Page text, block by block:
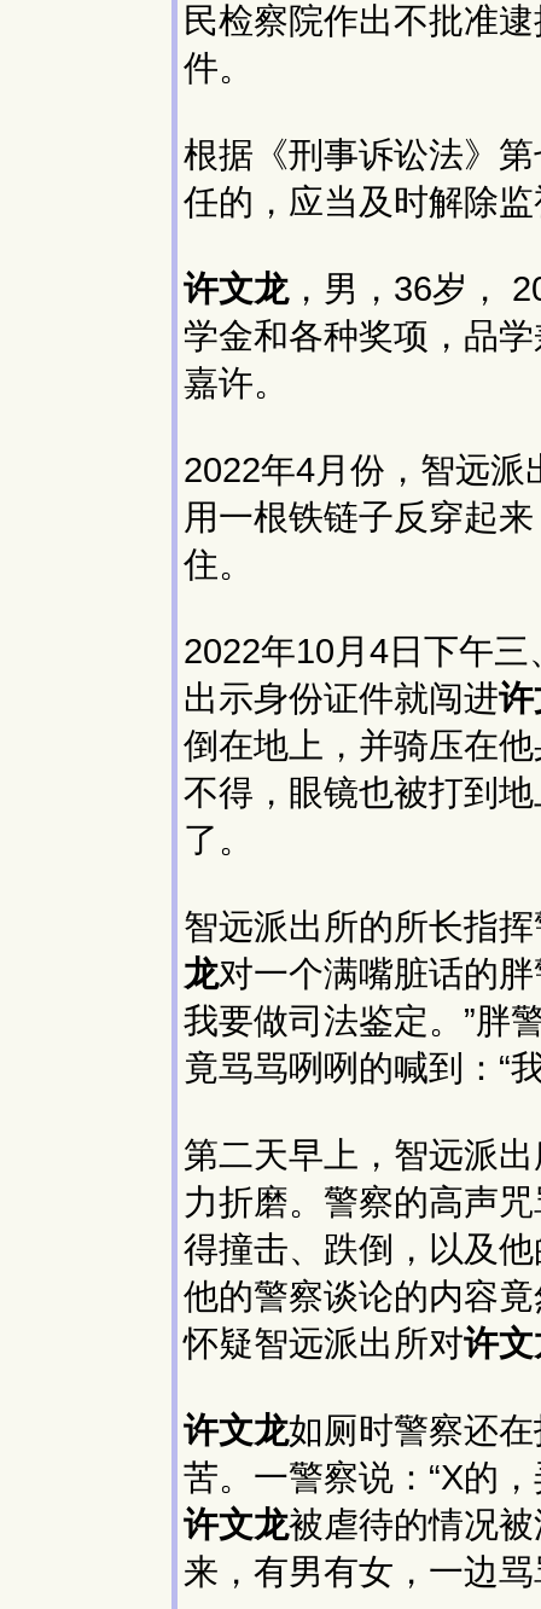
民检察院作出不批准
件。
根据《刑事诉讼法》
任的，应当及时解除
许文龙，男，36岁，
学金和各种奖项，品
嘉许。
2022年4月份，智远派
用一根铁链子反穿起
住。
2022年10月4日下午
出示身份证件就闯进
倒在地上，并骑压在
不得，眼镜也被打到
了。
智远派出所的所长指
龙对一个满嘴脏话的
我要做司法鉴定。”胖
竟骂骂咧咧的喊到：“
第二天早上，智远派
力折磨。警察的高声
得撞击、跌倒，以及
他的警察谈论的内容
怀疑智远派出所对许
许文龙如厕时警察还
苦。一警察说：“X的
许文龙被虐待的情况
来，有男有女，一边